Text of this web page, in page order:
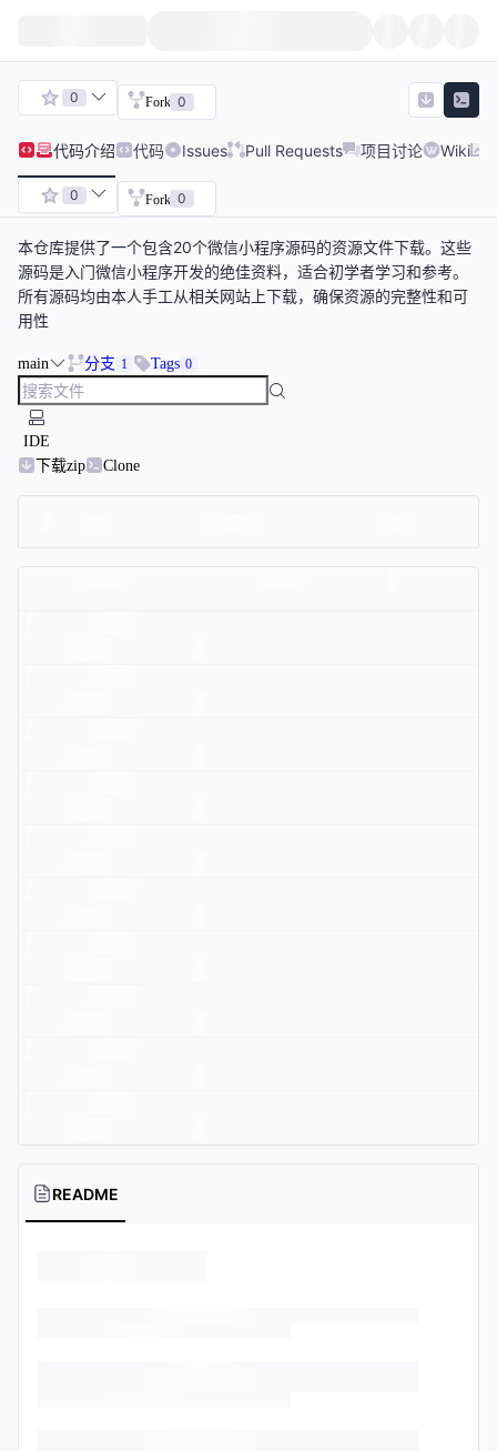
0 Fork 0
代码介绍 代码 Issues Pull Requests 项目讨论 Wiki
0 Fork 0
本仓库提供了一个包含20个微信小程序源码的资源文件下载。这些
源码是入门微信小程序开发的绝佳资料，适合初学者学习和参考。
所有源码均由本人手工从相关网站上下载，确保资源的完整性和可
用性
main 分支 1 Tags 0
IDE
下载zip
Clone
README